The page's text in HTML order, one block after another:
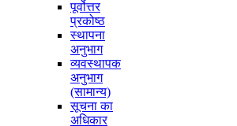
पूर्वोत्तर
प्रकोष्ठ
स्थापना
अनुभाग
व्यवस्थापक
अनुभाग
(सामान्य)
सूचना का
अधिकार